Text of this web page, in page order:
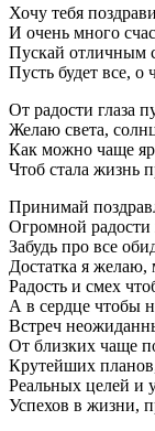
Хочу тебя
И очень много
Пускай отличным
Пусть будет все,
От радости глаза
Желаю света,
Как можно чаще
Чтоб стала жизнь
Принимай
Огромной
Забудь про все
Достатка я желаю,
Радость и смех
А в сердце чтобы
Встреч
От близких чаще
Крутейших
Реальных целей и
Успехов в жизни,